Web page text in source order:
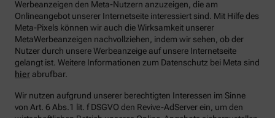
Werbeanzeigen den Meta-Nutzern anzuzeigen, die am
Onlineangebot unserer Internetseite interessiert sind. Mit Hilfe des
Meta-Pixels können wir auch die Wirksamkeit unserer
MetaWerbeanzeigen nachvollziehen, indem wir sehen, ob der
Nutzer durch unsere Werbeanzeige auf unsere Internetseite
gelangt ist. Weitere Informationen zum Datenschutz bei Meta sind
hier abrufbar.
Wir nutzen aufgrund unserer berechtigten Interessen im Sinne
von Art. 6 Abs.1 lit. f DSGVO den Revive-AdServer ein, um den